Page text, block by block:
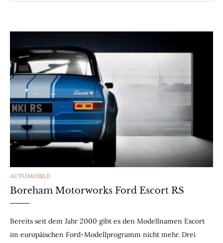
CATEGORIES
AUTOMOBILE
Boreham Motorworks Ford Escort RS
Bereits seit dem Jahr 2000 gibt es den Modellnamen Escort
im europäischen Ford-Modellprogramm nicht mehr. Drei